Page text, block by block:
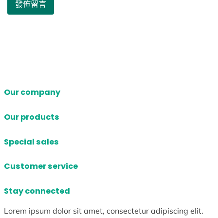
Our company
Our products
Special sales
Customer service
Stay connected
Lorem ipsum dolor sit amet, consectetur adipiscing elit.